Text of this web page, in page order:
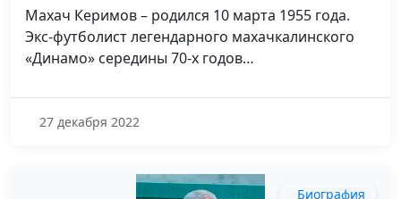
Махач Керимов – родился 10 марта 1955 года.
Экс-футболист легендарного махачкалинского
«Динамо» середины 70-х годов…
27 декабря 2022
Биография